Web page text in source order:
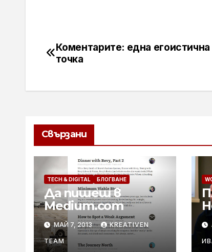
Навигация
Коментарите: една
точка
Свързани
TECH & DIGITAL БЛОГВАНЕ
Да пишеш в
Medium.com
МАЙ 7, 2013 KREATIVEN
TEAM